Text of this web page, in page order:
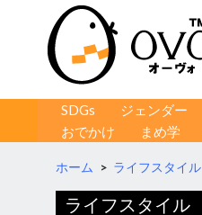
コンテンツへ移動
SDGs ジェンダー
おでかけ
まめ学
ホーム > ライフスタイル
ライフスタイル